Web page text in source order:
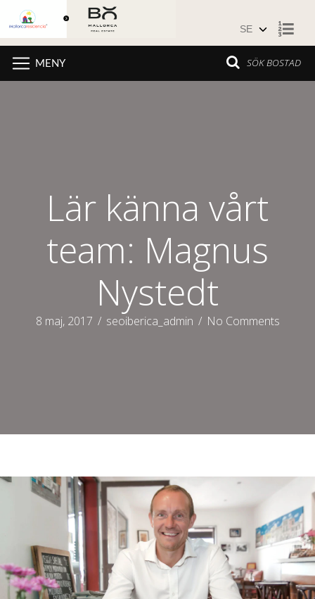
SÖK BOSTAD
MENY
Lär känna vårt
team: Magnus
Nystedt
8 maj, 2017 / seoiberica_admin / No Comments